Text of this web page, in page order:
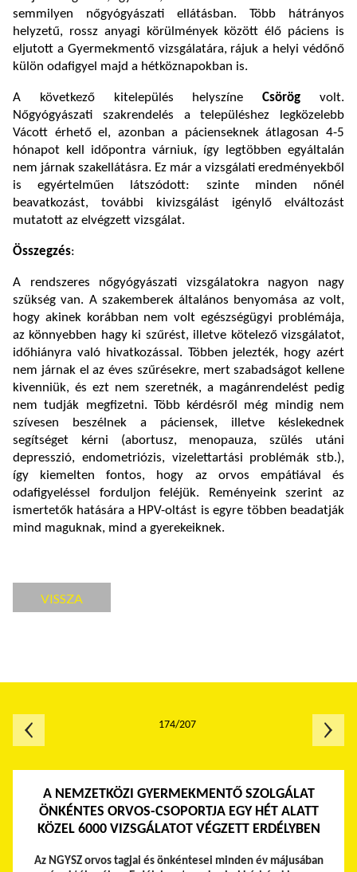
semmilyen nőgyógyászati ellátásban. Több hátrányos
helyzetű, rossz anyagi körülmények között élő páciens is
eljutott a Gyermekmentő vizsgálatára, rájuk a helyi védőnő
külön odafigyel majd a hétköznapokban is.
A következő kitelepülés helyszíneCsörögvolt.
Nőgyógyászati szakrendelés a településhez legközelebb
Vácott érhető el, azonban a pácienseknek átlagosan 4-5
hónapot kell időpontra várniuk, így legtöbben egyáltalán
nem járnak szakellátásra. Ez már a vizsgálati eredményekből
is egyértelműen látszódott: szinte minden nőnél
beavatkozást, további kivizsgálást igénylő elváltozást
mutatott az elvégzett vizsgálat.
Összegzés:
A rendszeres nőgyógyászati vizsgálatokra nagyon nagy
szükség van. A szakemberek általános benyomása az volt,
hogy akinek korábban nem volt egészségügyi problémája,
az könnyebben hagy ki szűrést, illetve kötelező vizsgálatot,
időhiányra való hivatkozással. Többen jelezték, hogy azért
nem járnak el az éves szűrésekre, mert szabadságot kellene
kivenniük, és ezt nem szeretnék, a magánrendelést pedig
nem tudják megfizetni. Több kérdésről még mindig nem
szívesen beszélnek a páciensek, illetve késlekednek
segítséget kérni (abortusz, menopauza, szülés utáni
depresszió, endometriózis, vizelettartási problémák stb.),
így kiemelten fontos, hogy az orvos empátiával és
odafigyeléssel forduljon feléjük. Reményeink szerint az
ismertetők hatására a HPV-oltást is egyre többen beadatják
mind maguknak, mind a gyerekeiknek.
VISSZA
A NEMZETKÖZI GYERMEKMENTŐ SZOLGÁLAT
ÖNKÉNTES ORVOS-CSOPORTJA EGY HÉT ALATT
KÖZEL 6000 VIZSGÁLATOT VÉGZETT ERDÉLYBEN
Az NGYSZ orvos tagjai és önkéntesei minden év májusában
174/207